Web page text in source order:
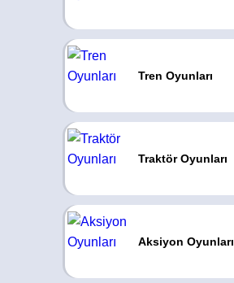
Tren Oyunları
Traktör Oyunları
Aksiyon Oyunları